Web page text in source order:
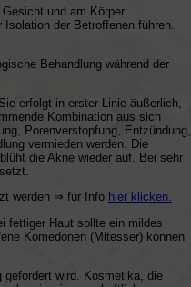
und am Körper
der Betroffenen führen.
Behandlung während der
erfolgt in erster Linie äußerlich,
Kombination aus sich
Porenverstopfung, Entzündung,
vermieden werden. Die
die Akne wieder auf. Bei sehr
werden ⇒ für Info hier klicken.
fettiger Haut sollte ein mildes
Komedonen (Mitesser) können
wird. Kosmetika, die